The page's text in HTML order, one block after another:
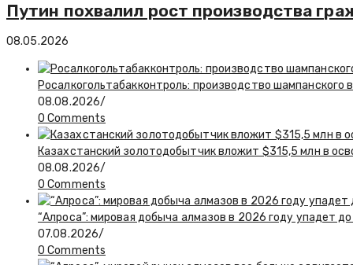
Путин похвалил рост производства
08.05.2026
Росалкогольтабакконтроль: производство шампанского
08.08.2026/
0 Comments
Казахстанский золотодобытчик вложит $315,5 млн в
08.08.2026/
0 Comments
“Алроса”: мировая добыча алмазов в 2026 году упадет
07.08.2026/
0 Comments